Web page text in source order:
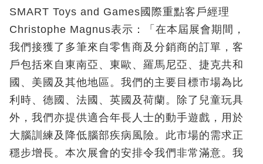
SMART Toys and Games國際重點客戶經理
Christophe Magnus表示：「在本屆展會期間，
我們接獲了多筆來自零售商及分銷商的訂單，客
戶包括來自東南亞、東歐、羅馬尼亞、捷克共和
國、美國及其他地區。我們的主要目標市場為比
利時、德國、法國、英國及荷蘭。除了兒童玩具
外，我們亦提供適合年長人士的動手遊戲，用於
大腦訓練及降低腦部疾病風險。此市場的需求正
穩步增長。本次展會的安排令我們非常滿意。我